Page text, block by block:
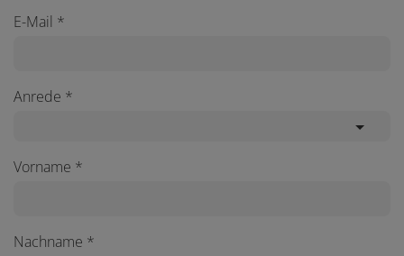
E-Mail
Anrede
Vorname
Nachname